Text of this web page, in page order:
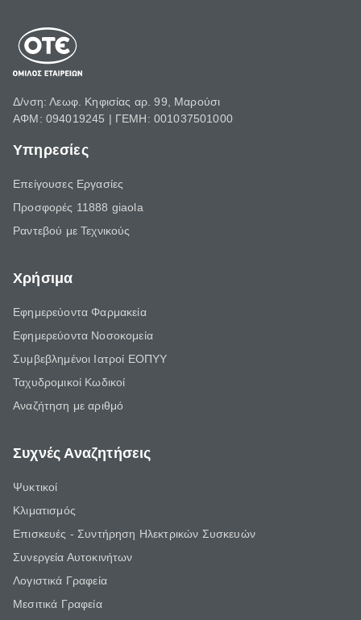
Δ/νση: Λεωφ. Κηφισίας αρ. 99, Μαρούσι
ΑΦΜ: 094019245 | ΓΕΜΗ: 001037501000
Υπηρεσίες
Επείγουσες Εργασίες
Προσφορές 11888 giaola
Ραντεβού με Τεχνικούς
Χρήσιμα
Εφημερεύοντα Φαρμακεία
Εφημερεύοντα Νοσοκομεία
Συμβεβλημένοι Ιατροί ΕΟΠΥΥ
Ταχυδρομικοί Κωδικοί
Αναζήτηση με αριθμό
Συχνές Αναζητήσεις
Ψυκτικοί
Κλιματισμός
Επισκευές - Συντήρηση Ηλεκτρικών Συσκευών
Συνεργεία Αυτοκινήτων
Λογιστικά Γραφεία
Μεσιτικά Γραφεία